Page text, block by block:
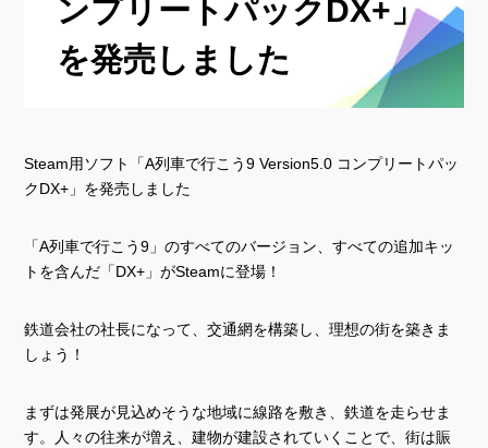
ンプリートパックDX+」
を発売しました
Steam用ソフト「A列車で行こう9 Version5.0 コンプリートパッ
クDX+」を発売しました
「A列車で行こう9」のすべてのバージョン、すべての追加キッ
トを含んだ「DX+」がSteamに登場！
鉄道会社の社長になって、交通網を構築し、理想の街を築きま
しょう！
まずは発展が見込めそうな地域に線路を敷き、鉄道を走らせま
す。人々の往来が増え、建物が建設されていくことで、街は賑